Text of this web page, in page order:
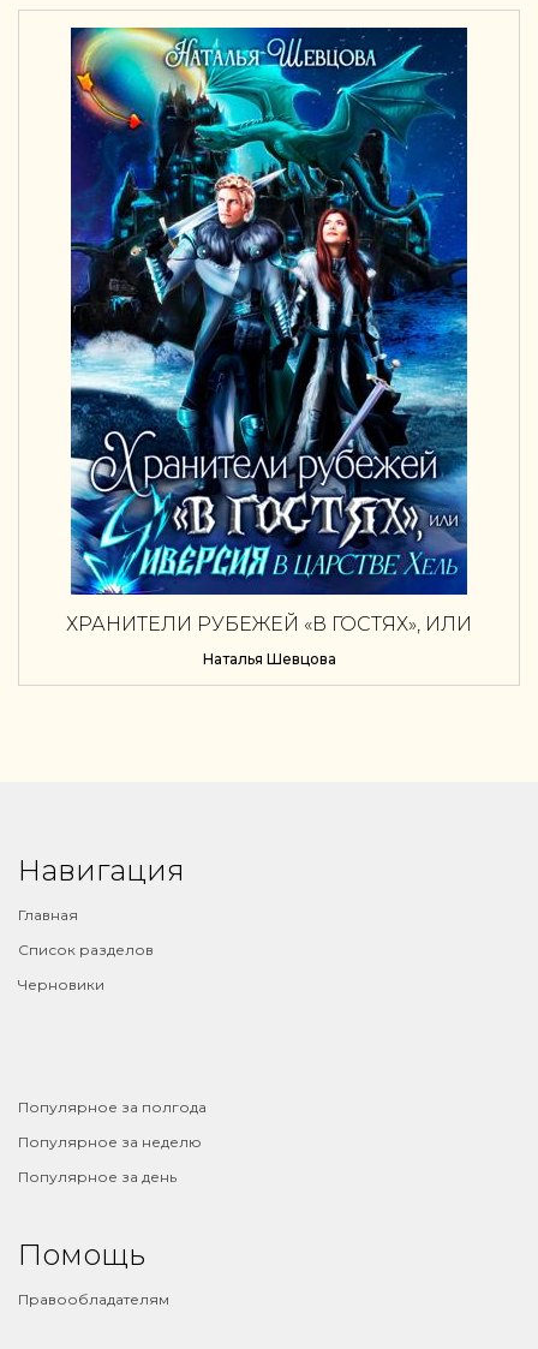
ХРАНИТЕЛИ РУБЕЖЕЙ «В ГОСТЯХ», ИЛИ
Наталья Шевцова
Навигация
Главная
Список разделов
Черновики
Популярное за полгода
Популярное за неделю
Популярное за день
Помощь
Правообладателям